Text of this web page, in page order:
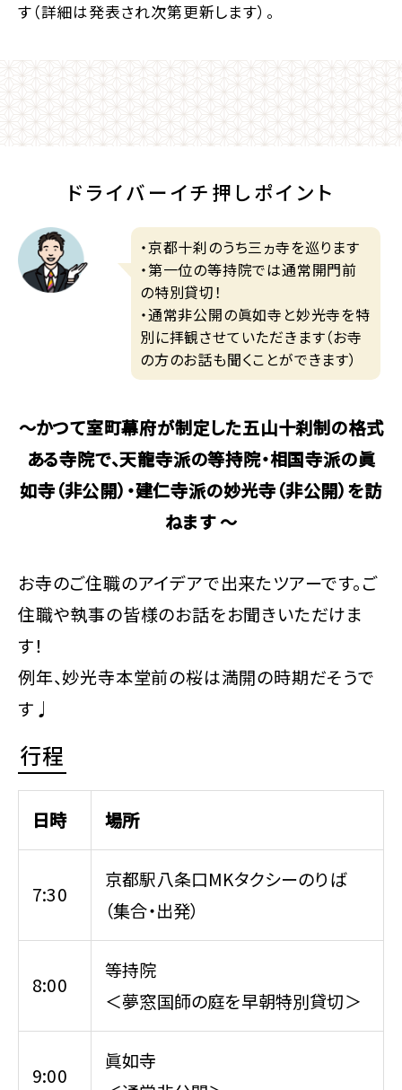
す（詳細は発表され次第更新します）。
ドライバーイチ押しポイント
・京都十刹のうち三ヵ寺を巡ります
・第一位の等持院では通常開門前
の特別貸切！
・通常非公開の眞如寺と妙光寺を特
別に拝観させていただきます（お寺
の方のお話も聞くことができます）
～かつて室町幕府が制定した五山十刹制の格式
ある寺院で、天龍寺派の等持院・相国寺派の眞
如寺（非公開）・建仁寺派の妙光寺（非公開）を訪
ねます ～
お寺のご住職のアイデアで出来たツアーです。ご
住職や執事の皆様のお話をお聞きいただけま
す！
例年、妙光寺本堂前の桜は満開の時期だそうで
す♩
行程
日時 場所
7:30
京都駅八条口MKタクシーのりば
（集合・出発）
8:00
等持院
＜夢窓国師の庭を早朝特別貸切＞
9:00
眞如寺